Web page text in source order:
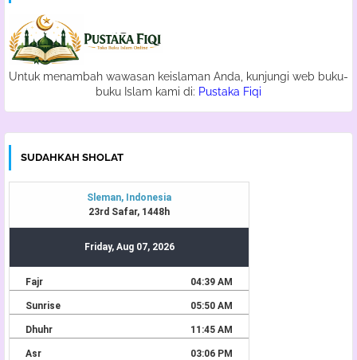
Untuk menambah wawasan keislaman Anda, kunjungi web buku-
buku Islam kami di: Pustaka Fiqi
SUDAHKAH SHOLAT